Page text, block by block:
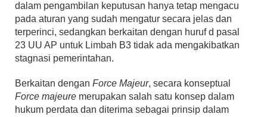
dalam pengambilan keputusan hanya tetap mengacu
pada aturan yang sudah mengatur secara jelas dan
terperinci, sedangkan berkaitan dengan huruf d pasal
23 UU AP untuk Limbah B3 tidak ada mengakibatkan
stagnasi pemerintahan.
Berkaitan dengan Force Majeur, secara konseptual
Force majeure merupakan salah satu konsep dalam
hukum perdata dan diterima sebagai prinsip dalam